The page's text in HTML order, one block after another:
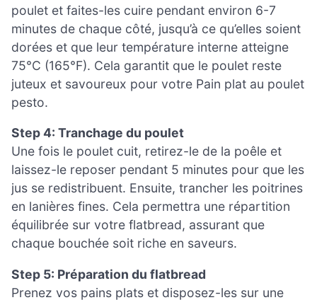
poulet et faites-les cuire pendant environ 6-7
minutes de chaque côté, jusqu’à ce qu’elles soient
dorées et que leur température interne atteigne
75°C (165°F). Cela garantit que le poulet reste
juteux et savoureux pour votre Pain plat au poulet
pesto.
Step 4: Tranchage du poulet
Une fois le poulet cuit, retirez-le de la poêle et
laissez-le reposer pendant 5 minutes pour que les
jus se redistribuent. Ensuite, trancher les poitrines
en lanières fines. Cela permettra une répartition
équilibrée sur votre flatbread, assurant que
chaque bouchée soit riche en saveurs.
Step 5: Préparation du flatbread
Prenez vos pains plats et disposez-les sur une